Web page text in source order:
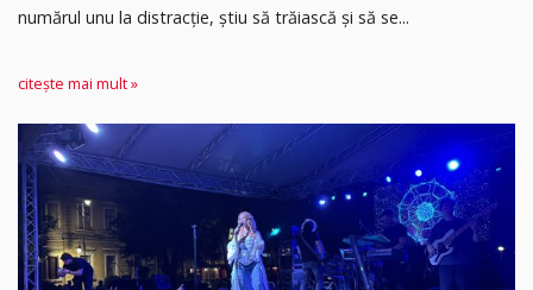
numărul unu la distracție, știu să trăiască și să se...
citește mai mult »